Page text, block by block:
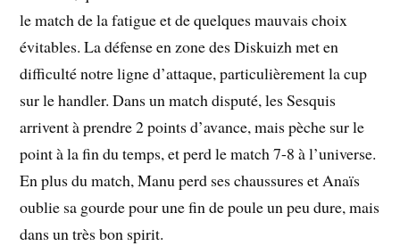
le match de la fatigue et de quelques mauvais choix
évitables. La défense en zone des Diskuizh met en
difficulté notre ligne d’attaque, particulièrement la cup
sur le handler. Dans un match disputé, les Sesquis
arrivent à prendre 2 points d’avance, mais pèche sur le
point à la fin du temps, et perd le match 7-8 à l’universe.
En plus du match, Manu perd ses chaussures et Anaïs
oublie sa gourde pour une fin de poule un peu dure, mais
dans un très bon spirit.